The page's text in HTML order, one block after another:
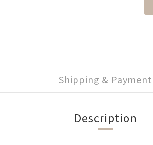
Shipping & Payment
Description